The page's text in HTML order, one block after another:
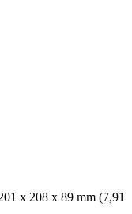
x 208 x 89 mm (7,91